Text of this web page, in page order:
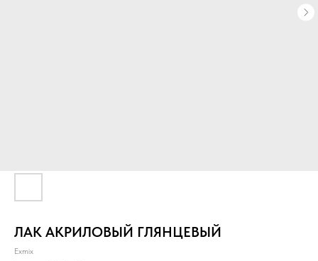
ЛАК АКРИЛОВЫЙ ГЛЯНЦЕВЫЙ
Exmix